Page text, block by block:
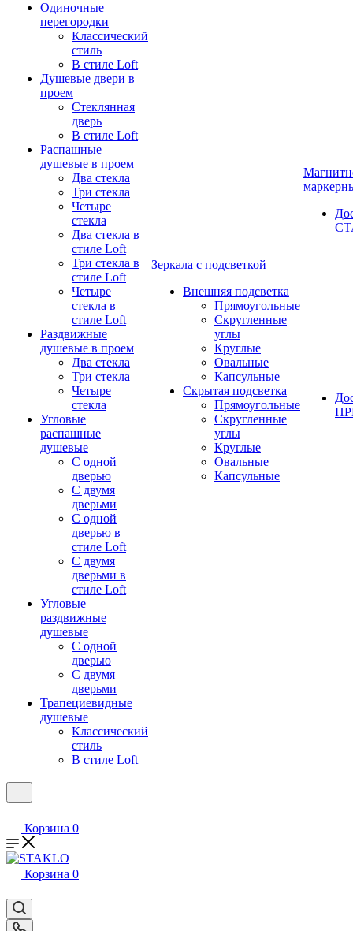
Одиночные
перегородки
Классический
стиль
В стиле Loft
Душевые двери в
проем
Стеклянная
дверь
В стиле Loft
Распашные
душевые в проем
Два стекла
Три стекла
Четыре
стекла
Два стекла в
стиле Loft
Три стекла в
стиле Loft
Четыре
стекла в
стиле Loft
Раздвижные
душевые в проем
Два стекла
Три стекла
Четыре
стекла
Угловые
распашные
душевые
С одной
дверью
С двумя
дверьми
С одной
дверью в
стиле Loft
С двумя
дверьми в
стиле Loft
Угловые
раздвижные
душевые
С одной
дверью
С двумя
дверьми
Трапециевидные
душевые
Классический
стиль
В стиле Loft
Зеркала с подсветкой
Внешняя подсветка
Прямоугольные
Скругленные
углы
Круглые
Овальные
Капсульные
Скрытая подсветка
Прямоугольные
Скругленные
углы
Круглые
Овальные
Капсульные
Корзина 0
Корзина 0